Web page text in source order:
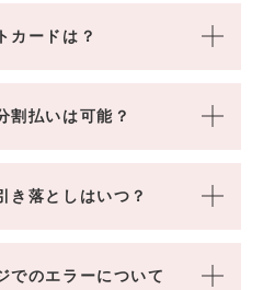
カードは？
割払いは可能？
き落としはいつ？
でのエラーについて